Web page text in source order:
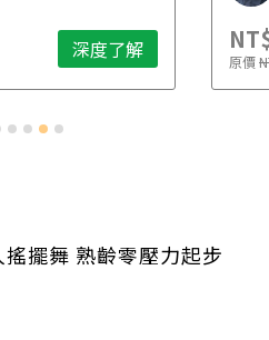
深度了解 原價
搖擺舞 熟齡零壓力起步